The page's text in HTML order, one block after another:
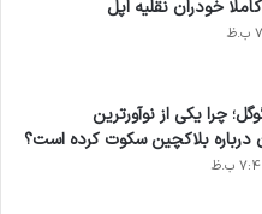
خودران نقلیه اپل
چرا یکی از نوآورترین
بلاکچین سکوت کرده است؟
با طعم
های
2023